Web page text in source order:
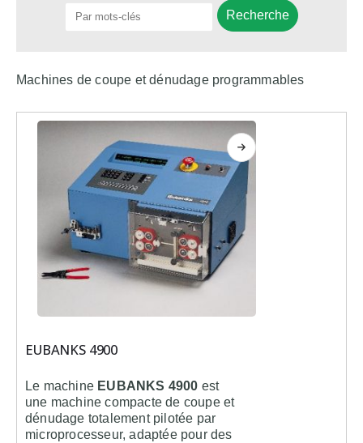
Recherche
Machines de coupe et dénudage programmables
EUBANKS 4900
Le machine EUBANKS 4900 est
une machine compacte de coupe et
dénudage totalement pilotée par
microprocesseur, adaptée pour des